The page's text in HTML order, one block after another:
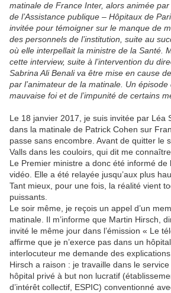
matinale de France Inter, alors animée
de l’Assistance publique – Hôpitaux de
invitée pour témoigner sur le manque de
des personnels de l’institution, suite au
où elle interpellait la ministre de la Santé.
cette interview, suite à l’intervention du
Sabrina Ali Benali va être mise en cause
par l’animateur de la matinale. Un
mauvaise foi et de l’impunité de certains
Le 18 janvier 2017, je suis invitée par Léa
dans la matinale de Patrick Cohen sur
passe sans encombre. Avant de quitter le
Valls dans les couloirs, qui dit me
Le Premier ministre a donc été informé de
vidéo. Elle a été relayée jusqu’aux plus
Tant mieux, pour une fois, la réalité vient
puissants.
Le soir même, je reçois un appel d’un
matinale. Il m’informe que Martin Hirsch,
invité le même jour dans l’émission « Le
affirme que je n’exerce pas dans un hôpital
interlocuteur me demande des
Hirsch a raison : je travaille dans le service
hôpital privé à but non lucratif
d’intérêt collectif, ESPIC) conventionné